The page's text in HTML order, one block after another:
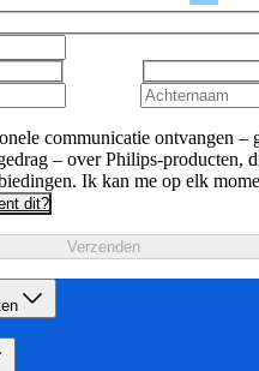
communicatie ontvangen –
– over Philips-producten,
Ik kan me op elk
dit?
Verzenden